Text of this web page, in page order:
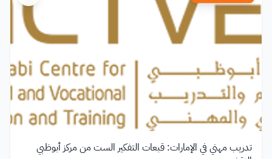
تدريب مهني في الإمارات: قبعات التفكير الست من مركز أبوظبي